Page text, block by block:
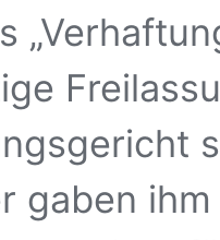
gaben